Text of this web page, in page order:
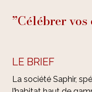
”Célébrer
LE BRIEF
La société Saphir,